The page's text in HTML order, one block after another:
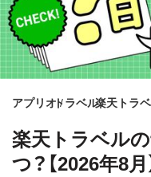
に
移
アプリオトラベル楽天トラ
楽天トラベル
つ？【2026年8月